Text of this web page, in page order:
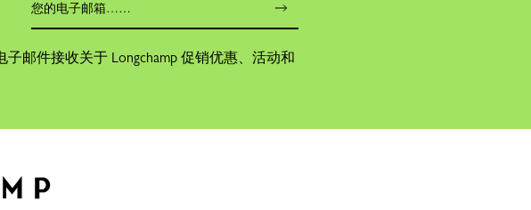
邮件接收关于 Longchamp 促销优惠、活动和